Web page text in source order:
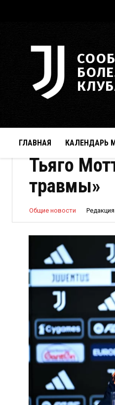
ГЛАВНАЯ КАЛЕНДАРЬ
Тьяго
травмы»
Общие новости